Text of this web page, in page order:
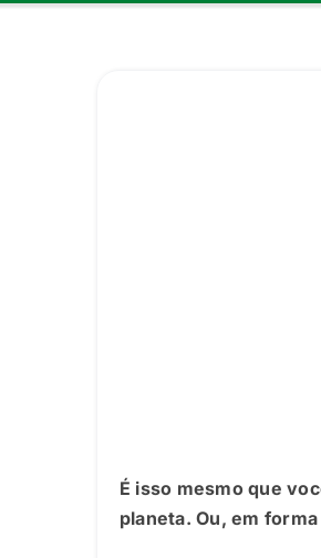
É isso mesmo que
planeta. Ou, em